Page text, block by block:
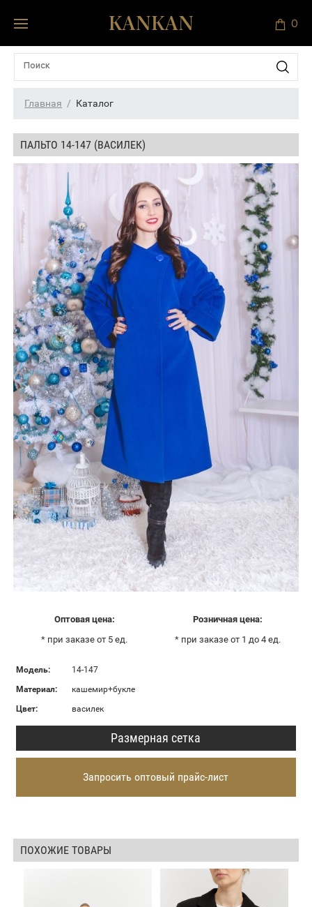
0
Главная Каталог
ПАЛЬТО 14-147 (ВАСИЛЕК)
Оптовая цена:
* при заказе от 5 ед.
Розничная цена:
* при заказе от 1 до 4 ед.
Модель:
14-147
Материал:
кашемир+букле
Цвет:
василек
Размерная сетка
Запросить оптовый прайс-лист
ПОХОЖИЕ ТОВАРЫ